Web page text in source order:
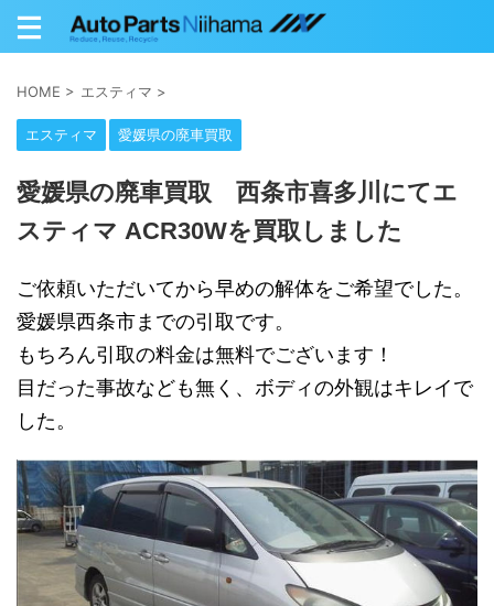
HOME > エスティマ >
エスティマ 愛媛県の廃車買取
愛媛県の廃車買取 西条市喜多川にてエ
スティマ ACR30Wを買取しました
ご依頼いただいてから早めの解体をご希望でした。
愛媛県西条市までの引取です。
もちろん引取の料金は無料でございます！
目だった事故なども無く、ボディの外観はキレイで
した。